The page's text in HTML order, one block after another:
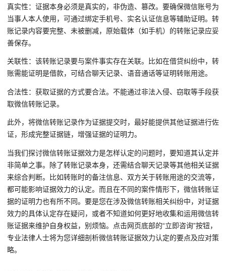
真实性：证据本身必须是真实的，非伪造、篡改。要确保微信账号为
当事人本人使用，可通过绑定手机号、实名认证信息等辅助证明。转
账记录内容要完整、未被删减，原始载体（如手机）的转账记录应妥
善保存。
关联性：该转账记录要与案件事实存在关联。比如在借贷纠纷中，转
账需能证明是借款，可结合聊天记录、语音通话等证明转账用途。
合法性：获取证据的方式要合法。不能通过非法入侵、窃取等手段获
取微信转账记录。
此外，将微信转账记录作为证据提交时，最好能提供其他证据进行佐
证，形成完整证据链，增强证据的证明力。
当我们探讨微信转账证据效力是怎样认定的问题时，要知道其认定并
非简单之事。除了转账记录本身，还需结合聊天记录等其他相关证据
来综合判断。比如转账时的备注信息、双方关于转账用途的交流等，
都可能影响证据效力的认定。而且在不同的案件情形下，微信转账证
据的证明力也有所不同。要是您在涉及微信转账相关纠纷中，对证据
效力的具体认定存在疑问，或者不知道如何更好地收集和运用微信转
账证据来维护自身权益，别烦恼。点击网页底部的“立即咨询”按钮，
专业法律人士将为您详细剖析微信转账证据效力认定的要点及应对策
略。